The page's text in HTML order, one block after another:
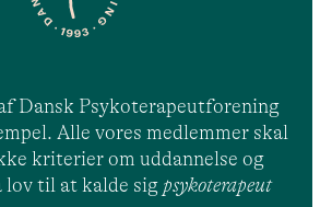
Dansk Psykoterapeutforening
Alle vores medlemmer skal
kriterier om uddannelse og
til at kalde sig psykoterapeut